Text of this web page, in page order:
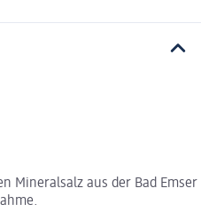
Mineralsalz aus der Bad Emser